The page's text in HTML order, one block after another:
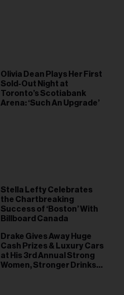
Olivia Dean Plays Her First
Sold-Out Night at
Toronto’s Scotiabank
Arena: ‘Such An Upgrade’
Stella Lefty Celebrates
the Chartbreaking
Success of ‘Boston’ With
Billboard Canada
Drake Gives Away Huge
Cash Prizes & Luxury Cars
at His 3rd Annual Strong
Women, Stronger Drinks